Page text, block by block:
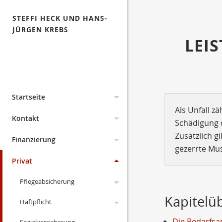
STEFFI HECK UND HANS-
JÜRGEN KREBS
Startseite
Analyse
Lexikon
Suche
Kontakt
Erstinformation
Persönliche Beratung
Impressum
Datenschutz
Anfahrt
Finanzierung
Baufinanzierung
Privat
Pflegeabsicherung
gesetzliche PV
Haftpflicht
Als Unfall
Zusätzlich
gezerrte